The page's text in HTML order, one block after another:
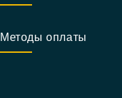
Методы оплаты